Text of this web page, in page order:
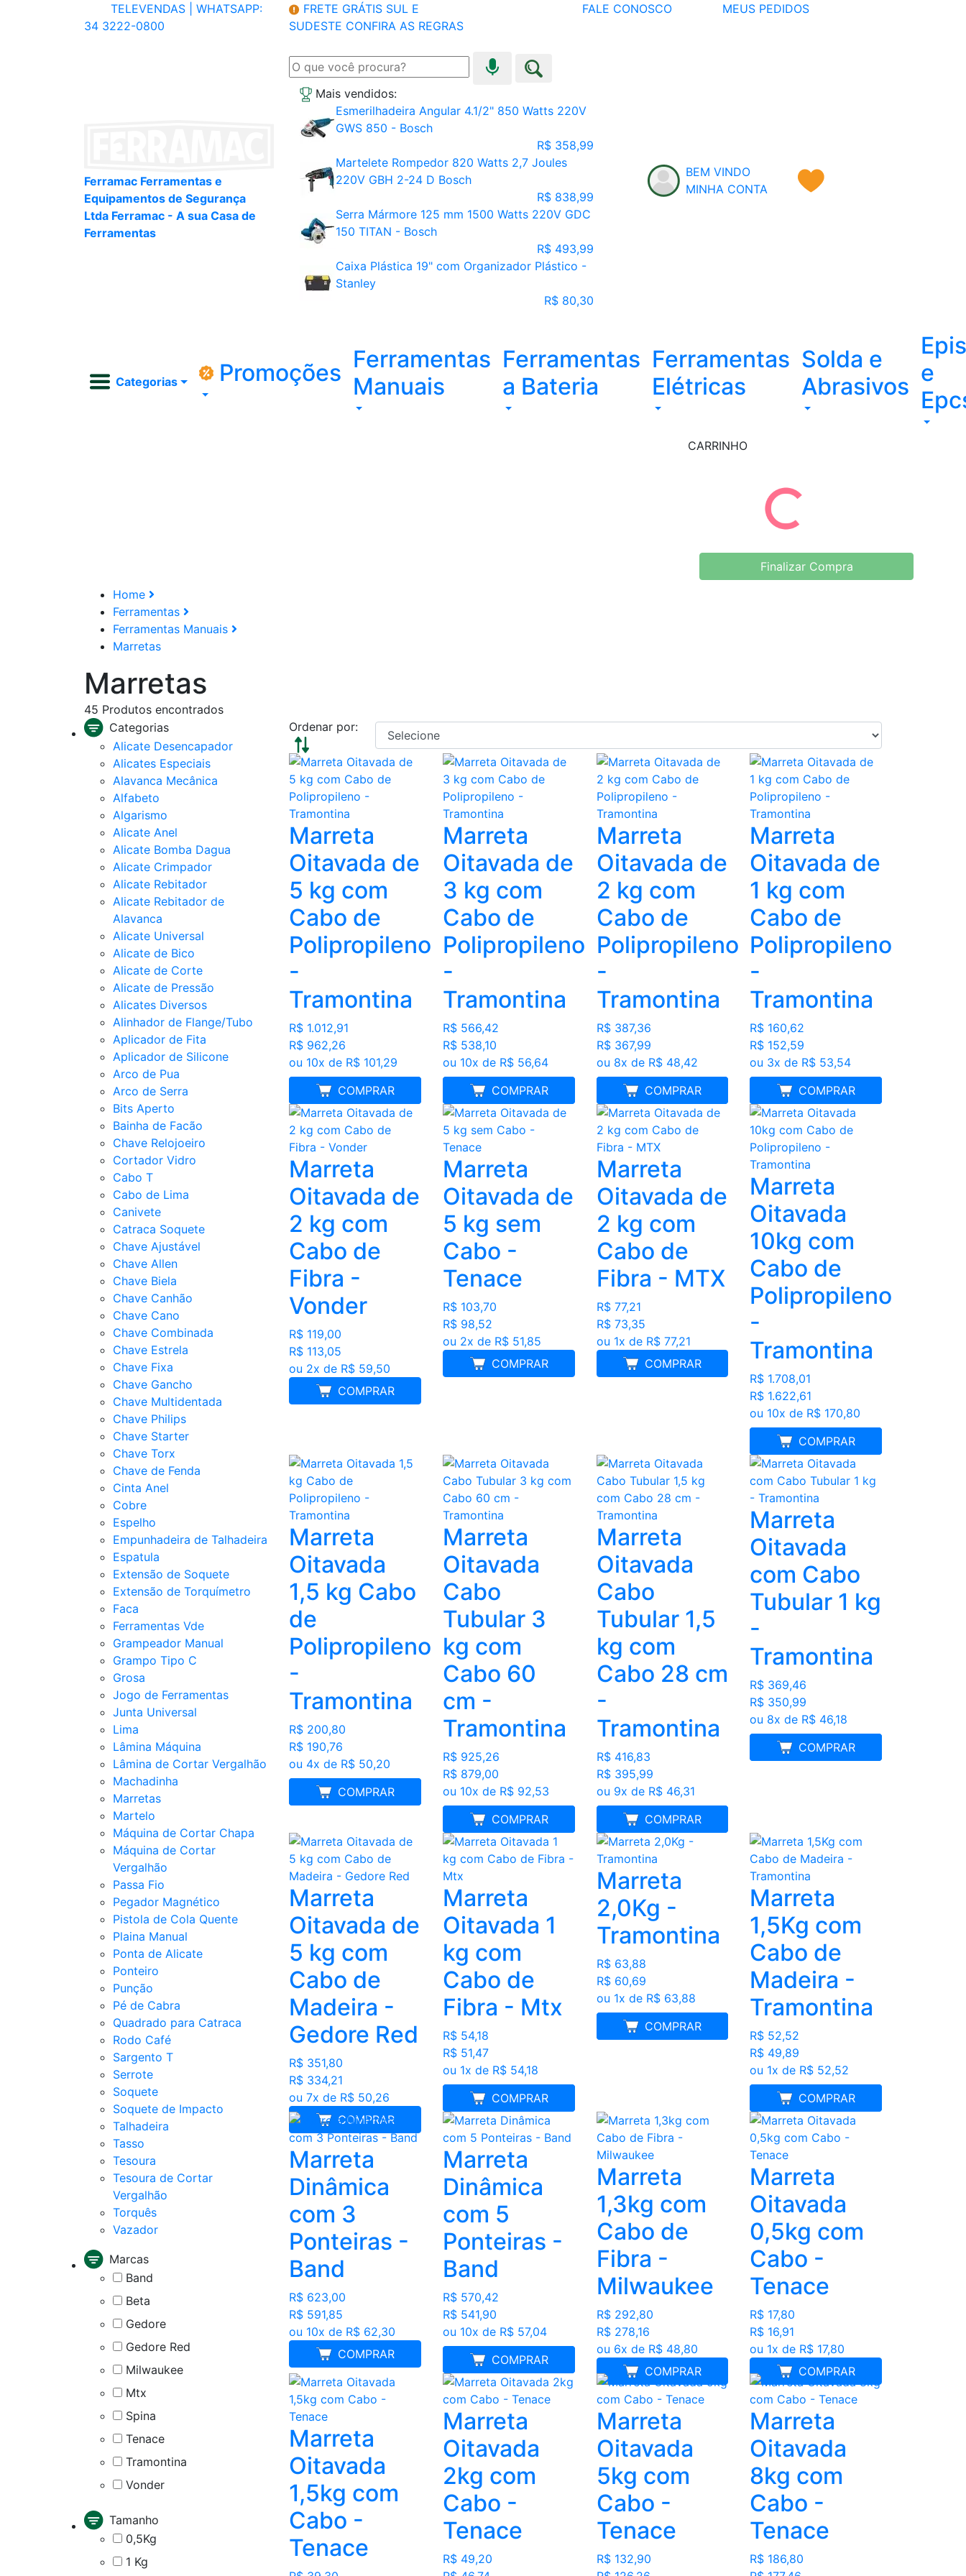
TELEVENDAS |
WHATSAPP:
34 3222-0800
FRETE GRÁTIS SUL E
SUDESTE CONFIRA AS REGRAS
FALE CONOSCO MEUS PEDIDOS
Ferramac Ferramentas e
Equipamentos de Segurança
Ltda Ferramac - A sua Casa de
Ferramentas
Mais vendidos:
Esmerilhadeira Angular 4.1/2" 850 Watts 220V
GWS 850 - Bosch
R$ 358,99
Martelete Rompedor 820 Watts 2,7 Joules
220V GBH 2-24 D Bosch
R$ 838,99
Serra Mármore 125 mm 1500 Watts 220V GDC
150 TITAN - Bosch
R$ 493,99
Caixa Plástica 19" com Organizador Plástico -
Stanley
R$ 80,30
BEM VINDO
MINHA CONTA
Categorias Promoções Ferramentas
Manuais
Ferramentas
a Bateria
Ferramentas
Elétricas
Solda e
Abrasivos
Epis
e
CARRINHO
Finalizar Compra
Home
Ferramentas
Ferramentas Manuais
Marretas
Marretas
45 Produtos encontrados
Categorias
Alicate Desencapador
Alicates Especiais
Alavanca Mecânica
Alfabeto
Algarismo
Alicate Anel
Alicate Bomba Dagua
Alicate Crimpador
Alicate Rebitador
Alicate Rebitador de
Alavanca
Alicate Universal
Alicate de Bico
Alicate de Corte
Alicate de Pressão
Alicates Diversos
Alinhador de Flange/Tubo
Aplicador de Fita
Aplicador de Silicone
Arco de Pua
Arco de Serra
Bits Aperto
Bainha de Facão
Chave Relojoeiro
Cortador Vidro
Cabo T
Cabo de Lima
Canivete
Catraca Soquete
Chave Ajustável
Chave Allen
Chave Biela
Chave Canhão
Chave Cano
Chave Combinada
Chave Estrela
Chave Fixa
Chave Gancho
Chave Multidentada
Chave Philips
Chave Starter
Chave Torx
Chave de Fenda
Cinta Anel
Cobre
Espelho
Empunhadeira de Talhadeira
Espatula
Extensão de Soquete
Extensão de Torquímetro
Faca
Ferramentas Vde
Grampeador Manual
Grampo Tipo C
Grosa
Jogo de Ferramentas
Junta Universal
Lima
Lâmina Máquina
Lâmina de Cortar Vergalhão
Machadinha
Marretas
Martelo
Máquina de Cortar Chapa
Máquina de Cortar
Vergalhão
Passa Fio
Pegador Magnético
Pistola de Cola Quente
Plaina Manual
Ponta de Alicate
Ponteiro
Punção
Pé de Cabra
Quadrado para Catraca
Rodo Café
Sargento T
Serrote
Soquete
Soquete de Impacto
Talhadeira
Tasso
Tesoura
Tesoura de Cortar
Vergalhão
Torquês
Vazador
Marcas
Band
Beta
Gedore
Gedore Red
Milwaukee
Mtx
Spina
Tenace
Tramontina
Vonder
Tamanho
0,5Kg
1 Kg
Ordenar por:
Marreta
Oitavada de
5 kg com
Cabo de
Polipropileno
-
Tramontina
R$ 1.012,91
R$ 962,26
ou 10x de R$ 101,29
COMPRAR
MELHOR PREÇO
Marreta
Oitavada de
3 kg com
Cabo de
Polipropileno
-
Tramontina
R$ 566,42
R$ 538,10
ou 10x de R$ 56,64
COMPRAR
MELHOR PREÇO
Marreta
Oitavada de
2 kg com
Cabo de
Polipropileno
-
Tramontina
R$ 387,36
R$ 367,99
ou 8x de R$ 48,42
COMPRAR
MELHOR PREÇO
Marreta
Oitavada de
1 kg com
Cabo de
Polipropileno
-
Tramontina
R$ 160,62
R$ 152,59
ou 3x de R$ 53,54
COMPRAR
MELHOR PREÇO
Marreta
Oitavada de
2 kg com
Cabo de
Fibra -
Vonder
R$ 119,00
R$ 113,05
ou 2x de R$ 59,50
COMPRAR
Marreta
Oitavada de
5 kg sem
Cabo -
Tenace
R$ 103,70
R$ 98,52
ou 2x de R$ 51,85
COMPRAR
Marreta
Oitavada de
2 kg com
Cabo de
Fibra - MTX
R$ 77,21
R$ 73,35
ou 1x de R$ 77,21
COMPRAR
Marreta
Oitavada
10kg com
Cabo de
Polipropileno
-
Tramontina
R$ 1.708,01
R$ 1.622,61
ou 10x de R$ 170,80
COMPRAR
MELHOR PREÇO
Marreta
Oitavada
1,5 kg Cabo
de
Polipropileno
-
Tramontina
R$ 200,80
R$ 190,76
ou 4x de R$ 50,20
COMPRAR
MELHOR PREÇO
Marreta
Oitavada
Cabo
Tubular 3
kg com
Cabo 60
cm -
Tramontina
R$ 925,26
R$ 879,00
ou 10x de R$ 92,53
COMPRAR
MELHOR PREÇO
Marreta
Oitavada
Cabo
Tubular 1,5
kg com
Cabo 28 cm
-
Tramontina
R$ 416,83
R$ 395,99
ou 9x de R$ 46,31
COMPRAR
MELHOR PREÇO
Marreta
Oitavada
com Cabo
Tubular 1 kg
-
Tramontina
R$ 369,46
R$ 350,99
ou 8x de R$ 46,18
COMPRAR
MELHOR PREÇO
Marreta
Oitavada de
5 kg com
Cabo de
Madeira -
Gedore Red
R$ 351,80
R$ 334,21
ou 7x de R$ 50,26
COMPRAR
Marreta
Oitavada 1
kg com
Cabo de
Fibra - Mtx
R$ 54,18
R$ 51,47
ou 1x de R$ 54,18
COMPRAR
MELHOR PREÇO
Marreta
2,0Kg -
Tramontina
R$ 63,88
R$ 60,69
ou 1x de R$ 63,88
COMPRAR
MELHOR PREÇO
Marreta
1,5Kg com
Cabo de
Madeira -
Tramontina
R$ 52,52
R$ 49,89
ou 1x de R$ 52,52
COMPRAR
MELHOR PREÇO
Marreta
Dinâmica
com 3
Ponteiras -
Band
R$ 623,00
R$ 591,85
ou 10x de R$ 62,30
COMPRAR
Marreta
Dinâmica
com 5
Ponteiras -
Band
R$ 570,42
R$ 541,90
ou 10x de R$ 57,04
COMPRAR
FRETE GRÁTIS
Marreta
1,3kg com
Cabo de
Fibra -
Milwaukee
R$ 292,80
R$ 278,16
ou 6x de R$ 48,80
COMPRAR
Marreta
Oitavada
0,5kg com
Cabo -
Tenace
R$ 17,80
R$ 16,91
ou 1x de R$ 17,80
COMPRAR
Marreta
Oitavada
1,5kg com
Cabo -
Tenace
Marreta
Oitavada
2kg com
Cabo -
Tenace
R$ 49,20
Marreta
Oitavada
5kg com
Cabo -
Tenace
R$ 132,90
Marreta
Oitavada
8kg com
Cabo -
Tenace
R$ 186,80